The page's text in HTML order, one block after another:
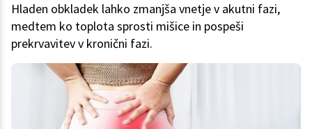
Hladen obkladek lahko zmanjša vnetje v akutni fazi,
medtem ko toplota sprosti mišice in pospeši
prekrvavitev v kronični fazi.